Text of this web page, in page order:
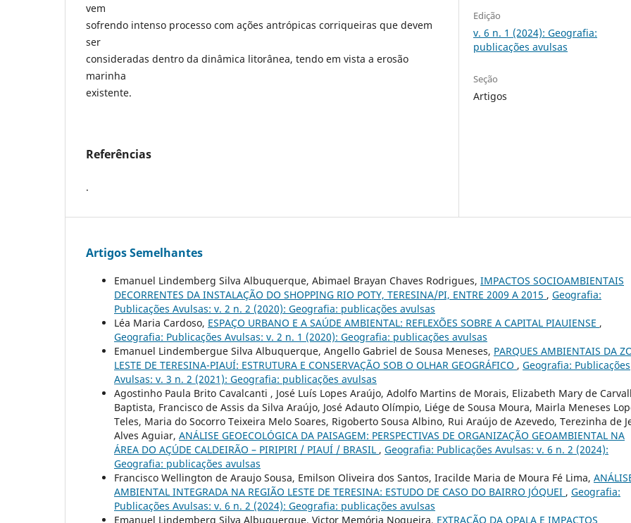
vem
sofrendo intenso processo com ações antrópicas corriqueiras que devem
ser
consideradas dentro da dinâmica litorânea, tendo em vista a erosão
marinha
existente.
Referências
.
Edição
v. 6 n. 1 (2024): Geografia:
publicações avulsas
Seção
Artigos
Artigos Semelhantes
Emanuel Lindemberg Silva Albuquerque, Abimael Brayan Chaves Rodrigues, IMPACTOS SOCIOAMBIENTAIS
DECORRENTES DA INSTALAÇÃO DO SHOPPING RIO POTY, TERESINA/PI, ENTRE 2009 A 2015 , Geografia:
Publicações Avulsas: v. 2 n. 2 (2020): Geografia: publicações avulsas
Léa Maria Cardoso, ESPAÇO URBANO E A SAÚDE AMBIENTAL: REFLEXÕES SOBRE A CAPITAL PIAUIENSE ,
Geografia: Publicações Avulsas: v. 2 n. 1 (2020): Geografia: publicações avulsas
Emanuel Lindembergue Silva Albuquerque, Angello Gabriel de Sousa Meneses, PARQUES AMBIENTAIS DA
LESTE DE TERESINA-PIAUÍ: ESTRUTURA E CONSERVAÇÃO SOB O OLHAR GEOGRÁFICO , Geografia: Publicações
Avulsas: v. 3 n. 2 (2021): Geografia: publicações avulsas
Agostinho Paula Brito Cavalcanti , José Luís Lopes Araújo, Adolfo Martins de Morais, Elizabeth Mary de
Baptista, Francisco de Assis da Silva Araújo, José Adauto Olímpio, Liége de Sousa Moura, Mairla Meneses
Teles, Maria do Socorro Teixeira Melo Soares, Rigoberto Sousa Albino, Rui Araújo de Azevedo, Terezinha de
Alves Aguiar, ANÁLISE GEOECOLÓGICA DA PAISAGEM: PERSPECTIVAS DE ORGANIZAÇÃO GEOAMBIENTAL NA
ÁREA DO AÇÚDE CALDEIRÃO – PIRIPIRI / PIAUÍ / BRASIL , Geografia: Publicações Avulsas: v. 6 n. 2 (2024):
Geografia: publicações avulsas
Francisco Wellington de Araujo Sousa, Emilson Oliveira dos Santos, Iracilde Maria de Moura Fé Lima,
AMBIENTAL INTEGRADA NA REGIÃO LESTE DE TERESINA: ESTUDO DE CASO DO BAIRRO JÓQUEI , Geografia:
Publicações Avulsas: v. 6 n. 2 (2024): Geografia: publicações avulsas
Emanuel Lindemberg Silva Albuquerque, Victor Memória Nogueira, EXTRAÇÃO DA OPALA E IMPACTOS